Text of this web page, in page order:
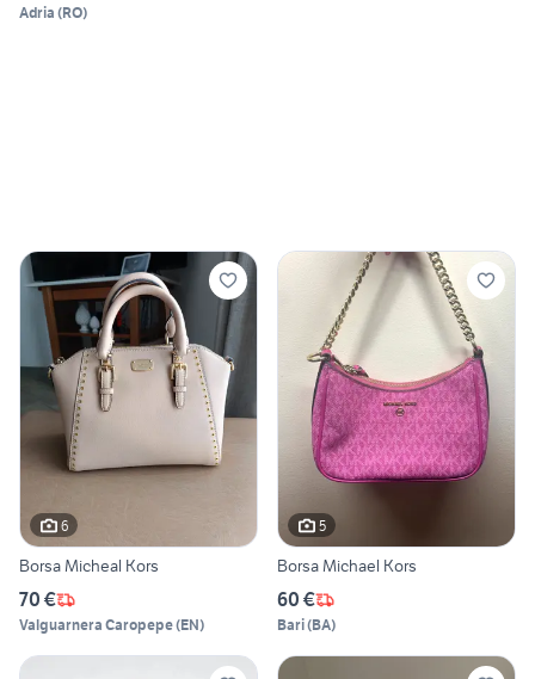
Adria (RO)
6
Borsa Micheal Kors
70 €
Valguarnera Caropepe(EN)
5
Borsa Michael Kors
60 €
Bari(BA)